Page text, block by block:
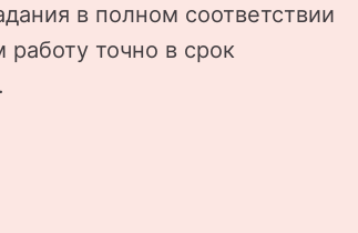
в полном соответствии
точно в срок